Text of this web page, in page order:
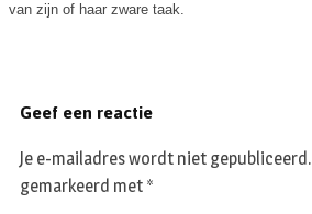
van zijn of haar zware taak.
Geef een reactie
Je e-mailadres wordt niet gepubliceerd.
gemarkeerd met *